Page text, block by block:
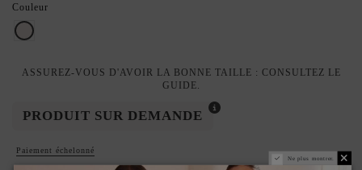
Couleur
ivoire
ASSUREZ-VOUS D'AVOIR LA BONNE TAILLE : CONSULTEZ LE
GUIDE.
PRODUIT SUR DEMANDE
Paiement échelonné
Ne plus montrer.